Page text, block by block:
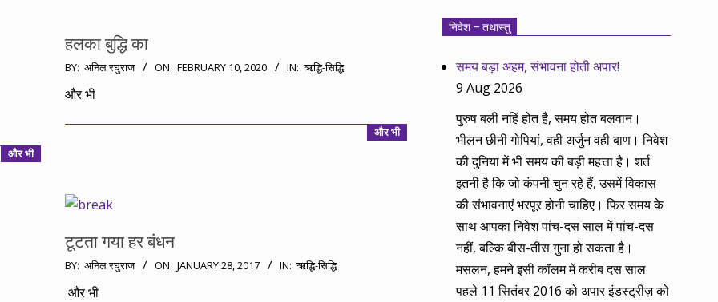
और भी
हलका बुद्धि का
2020-
02-
BY: अनिल रघुराज ON: FEBRUARY 10, 2020 IN: ऋद्धि-सिद्धि
और भी
और भी
टूटता गया हर बंधन
2017-
01-
BY: अनिल रघुराज ON: JANUARY 28, 2017 IN: ऋद्धि-सिद्धि
और भी
निवेश – तथास्तु
समय बड़ा अहम, संभावना होती अपार!
9 Aug 2026
पुरुष बली नहिं होत है, समय होत बलवान।
भीलन छीनी गोपियां, वही अर्जुन वही बाण। निवेश
की दुनिया में भी समय की बड़ी महत्ता है। शर्त
इतनी है कि जो कंपनी चुन रहे हैं, उसमें विकास
की संभावनाएं भरपूर होनी चाहिए। फिर समय के
साथ आपका निवेश पांच-दस साल में पांच-दस
नहीं, बल्कि बीस-तीस गुना हो सकता है।
मसलन, हमने इसी कॉलम में करीब दस साल
पहले 11 सितंबर 2016 को अपार इंडस्ट्रीज़ को